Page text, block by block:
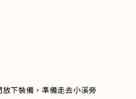
下裝備，準備走去小溪旁